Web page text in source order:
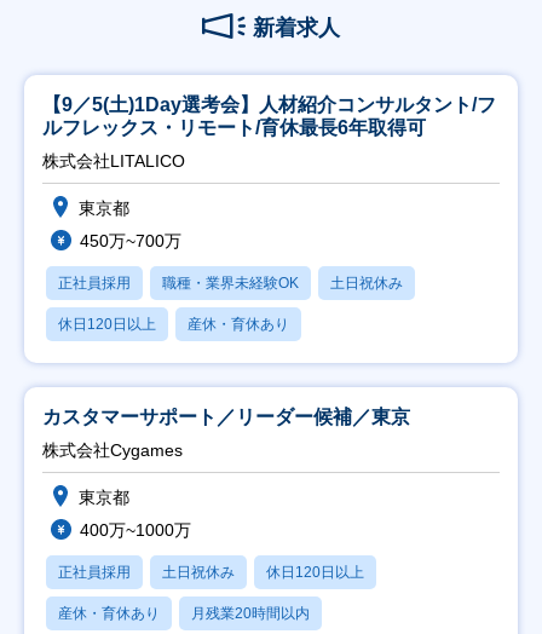
新着求人
【9／5(土)1Day選考会】人材紹介コンサルタント/フ
ルフレックス・リモート/育休最長6年取得可
株式会社LITALICO
東京都
450万~700万
正社員採用 職種・業界未経験OK 土日祝休み
休日120日以上 産休・育休あり
カスタマーサポート／リーダー候補／東京
株式会社Cygames
東京都
400万~1000万
正社員採用 土日祝休み 休日120日以上
産休・育休あり 月残業20時間以内